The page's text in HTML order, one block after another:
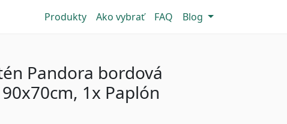
Produkty Ako vybrať FAQ Blog
Pandora bordová
1x Paplón